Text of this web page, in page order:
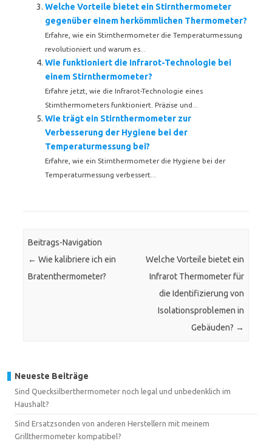
Welche Vorteile bietet ein Stirnthermometer
gegenüber einem herkömmlichen Thermometer?
Erfahre, wie ein Stirnthermometer die Temperaturmessung
revolutioniert und warum es...
Wie funktioniert die Infrarot-Technologie bei
einem Stirnthermometer?
Erfahre jetzt, wie die Infrarot-Technologie eines
Stirnthermometers funktioniert. Präzise und...
Wie trägt ein Stirnthermometer zur
Verbesserung der Hygiene bei der
Temperaturmessung bei?
Erfahre, wie ein Stirnthermometer die Hygiene bei der
Temperaturmessung verbessert...
Beitrags-Navigation
← Wie kalibriere ich ein
Bratenthermometer?
Welche Vorteile bietet ein
Infrarot Thermometer für
die Identifizierung von
Isolationsproblemen in
Gebäuden? →
Neueste Beiträge
Sind Quecksilberthermometer noch legal und unbedenklich im
Haushalt?
Sind Ersatzsonden von anderen Herstellern mit meinem
Grillthermometer kompatibel?